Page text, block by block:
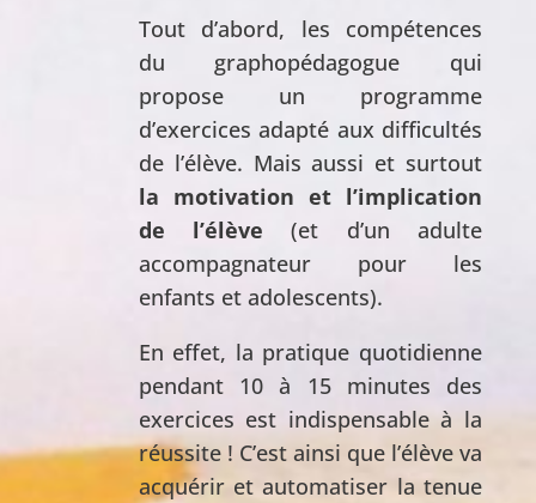
Tout d’abord, les compétences
du graphopédagogue qui
propose un programme
d’exercices adapté aux difficultés
de l’élève. Mais aussi et surtout
la motivation et l’implication
de l’élève (et d’un adulte
accompagnateur pour les
enfants et adolescents).
En effet, la pratique quotidienne
pendant 10 à 15 minutes des
exercices est indispensable à la
réussite ! C’est ainsi que l’élève va
acquérir et automatiser la tenue